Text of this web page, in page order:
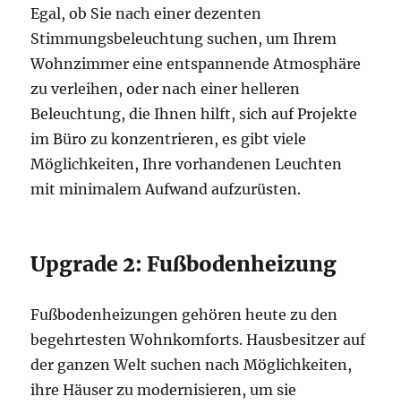
Egal, ob Sie nach einer dezenten
Stimmungsbeleuchtung suchen, um Ihrem
Wohnzimmer eine entspannende Atmosphäre
zu verleihen, oder nach einer helleren
Beleuchtung, die Ihnen hilft, sich auf Projekte
im Büro zu konzentrieren, es gibt viele
Möglichkeiten, Ihre vorhandenen Leuchten
mit minimalem Aufwand aufzurüsten.
Upgrade 2: Fußbodenheizung
Fußbodenheizungen gehören heute zu den
begehrtesten Wohnkomforts. Hausbesitzer auf
der ganzen Welt suchen nach Möglichkeiten,
ihre Häuser zu modernisieren, um sie